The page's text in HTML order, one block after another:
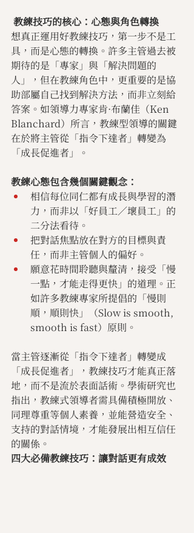
教練技巧的核心：心態與角色轉換
想真正運用好教練技巧，第一步不是工
具，而是心態的轉換。許多主管過去被
期待的是「專家」與「解決問題的
人」，但在教練角色中，更重要的是協
助部屬自己找到解決方法，而非立刻給
答案。如領導力專家肯·布蘭佳（Ken
Blanchard）所言，教練型領導的關鍵
在於將主管從「指令下達者」轉變為
「成長促進者」。
教練心態包含幾個關鍵觀念：
相信每位同仁都有成長與學習的潛
力，而非以「好員工／壞員工」的
二分法看待。
把對話焦點放在對方的目標與責
任，而非主管個人的偏好。
願意花時間聆聽與釐清，接受「慢
一點，才能走得更快」的道理。正
如許多教練專家所提倡的「慢則
順，順則快」（Slow is smooth,
smooth is fast）原則。
當主管逐漸從「指令下達者」轉變成
「成長促進者」，教練技巧才能真正落
地，而不是流於表面話術。學術研究也
指出，教練式領導者需具備積極開放、
同理尊重等個人素養，並能營造安全、
支持的對話情境，才能發展出相互信任
的關係。
四大必備教練技巧：讓對話更有成效